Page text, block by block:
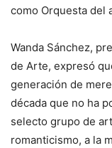
como Orquesta del
Wanda Sánchez,
de Arte, expresó
generación de
década que no ha
selecto grupo de
romanticismo, a la